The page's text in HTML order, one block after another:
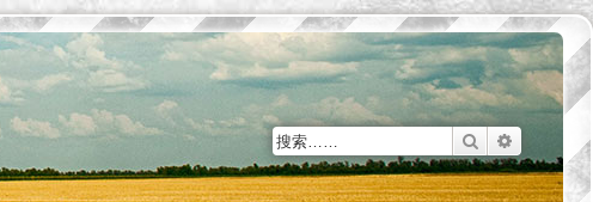
搜索